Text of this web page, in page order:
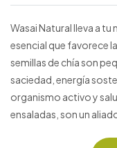
Wasai Natural lleva a
esencial que favorece
semillas de chía son
saciedad, energía
organismo activo y
ensaladas, son un